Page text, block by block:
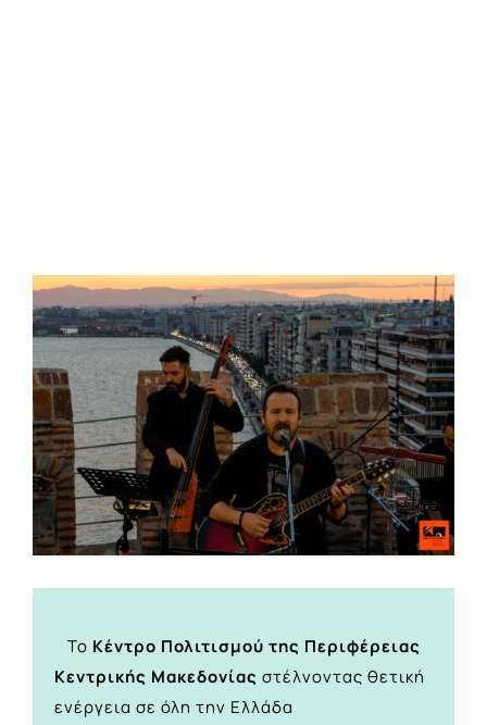
View
Larger
Image
Το Κέντρο Πολιτισμού της Περιφέρειας
Κεντρικής Μακεδονίας στέλνοντας θετική
ενέργεια σε όλη την Ελλάδα